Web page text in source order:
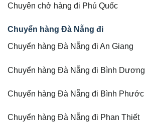
Chuyên chở hàng đi Phú Quốc
Chuyển hàng Đà Nẵng đi
Chuyển hàng Đà Nẵng đi An Giang
Chuyển hàng Đà Nẵng đi Bình Dương
Chuyển hàng Đà Nẵng đi Bình Phước
Chuyển hàng Đà Nẵng đi Phan Thiết